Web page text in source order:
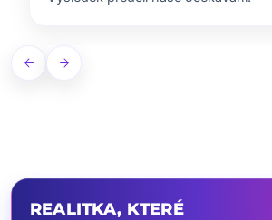
arrow_back arrow_forward
REALITKA, KTERÉ